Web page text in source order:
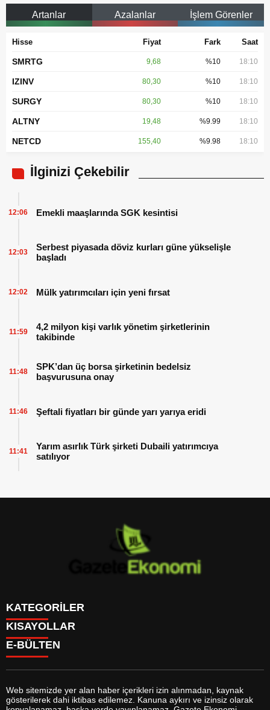
Artanlar Azalanlar İşlem Görenler
Hisse Fiyat Fark Saat
SMRTG 9,68 %10 18:10
IZINV 80,30 %10 18:10
SURGY 80,30 %10 18:10
ALTNY 19,48 %9.99 18:10
NETCD 155,40 %9.98 18:10
İlginizi Çekebilir
Emekli maaşlarında SGK kesintisi
12:06
Serbest piyasada döviz kurları güne yükselişle
başladı
12:03
Mülk yatırımcıları için yeni fırsat
12:02
4,2 milyon kişi varlık yönetim şirketlerinin
takibinde
11:59
SPK’dan üç borsa şirketinin bedelsiz
başvurusuna onay
11:48
Şeftali fiyatları bir günde yarı yarıya eridi
11:46
Yarım asırlık Türk şirketi Dubaili yatırımcıya
satılıyor
11:41
KATEGORİLER
GÜNDEM
DÜNYA
SİYASET
MAGAZİN
SAĞLIK
EĞİTİM
KISAYOLLAR
BURÇLAR
CANLI TV
FİKSTÜR
FİRMA EKLE
E-BÜLTEN
Web sitemizde yer alan haber içerikleri izin alınmadan, kaynak
gösterilerek dahi iktibas edilemez. Kanuna aykırı ve izinsiz olarak